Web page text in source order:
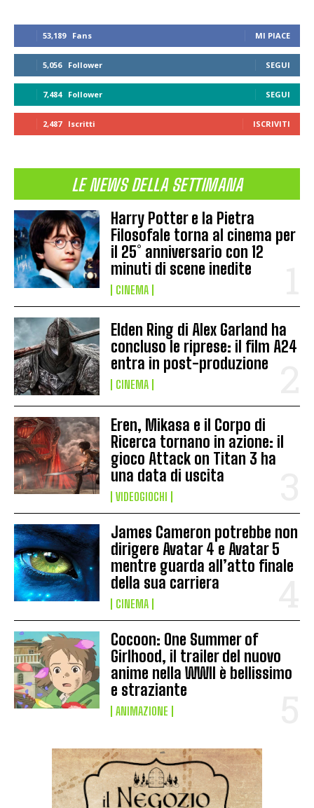
53,189 Fans MI PIACE
5,056 Follower SEGUI
7,484 Follower SEGUI
2,487 Iscritti ISCRIVITI
LE NEWS DELLA SETTIMANA
Harry Potter e la Pietra
Filosofale torna al cinema per
il 25° anniversario con 12
minuti di scene inedite
CINEMA
Elden Ring di Alex Garland ha
concluso le riprese: il film A24
entra in post-produzione
CINEMA
Eren, Mikasa e il Corpo di
Ricerca tornano in azione: il
gioco Attack on Titan 3 ha
una data di uscita
VIDEOGIOCHI
James Cameron potrebbe non
dirigere Avatar 4 e Avatar 5
mentre guarda all’atto finale
della sua carriera
CINEMA
Cocoon: One Summer of
Girlhood, il trailer del nuovo
anime nella WWII è bellissimo
e straziante
ANIMAZIONE